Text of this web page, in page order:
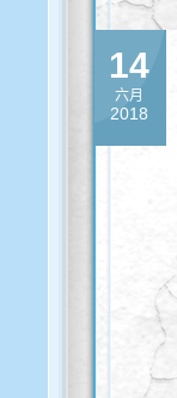
14
六月
2018